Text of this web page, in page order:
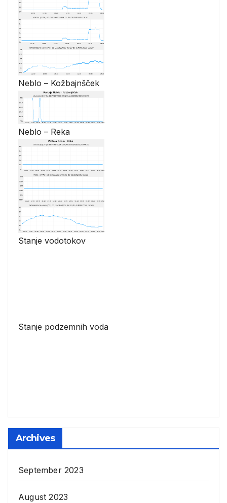
Neblo – Kožbajnšček
Neblo – Reka
Stanje vodotokov
Stanje podzemnih voda
Archives
September 2023
August 2023